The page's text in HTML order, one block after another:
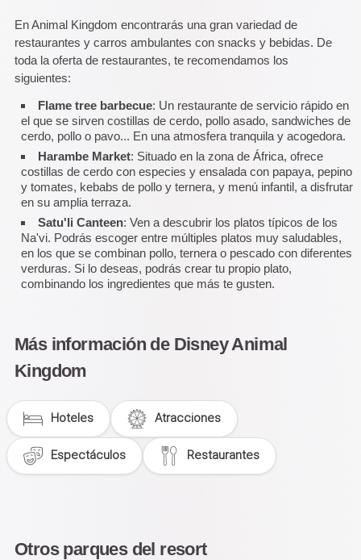
En Animal Kingdom encontrarás una gran variedad de
restaurantes y carros ambulantes con snacks y bebidas. De
toda la oferta de restaurantes, te recomendamos los
siguientes:
Flame tree barbecue: Un restaurante de servicio rápido en
el que se sirven costillas de cerdo, pollo asado, sandwiches de
cerdo, pollo o pavo... En una atmosfera tranquila y acogedora.
Harambe Market: Situado en la zona de África, ofrece
costillas de cerdo con especies y ensalada con papaya, pepino
y tomates, kebabs de pollo y ternera, y menú infantil, a disfrutar
en su amplia terraza.
Satu'li Canteen: Ven a descubrir los platos típicos de los
Na'vi. Podrás escoger entre múltiples platos muy saludables,
en los que se combinan pollo, ternera o pescado con diferentes
verduras. Si lo deseas, podrás crear tu propio plato,
combinando los ingredientes que más te gusten.
Más información de Disney Animal
Kingdom
Hoteles Atracciones
Espectáculos Restaurantes
Otros parques del resort